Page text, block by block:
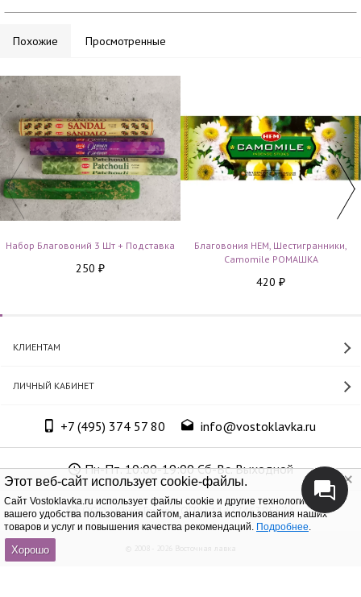
Этот веб-сайт использует cookie-файлы.
Cайт Vostoklavka.ru использует файлы cookie и другие технологии для
вашего удобства пользования сайтом, анализа использования наших
товаров и услуг и повышения качества рекомендаций. Подробнее.
Хорошо
Похожие Просмотренные
Набор Благовоний 3 Шт + Подставка
250 ₽
Благовония HEM, Шестигранники,
Camomile РОМАШКА
420 ₽
КЛИЕНТАМ
ЛИЧНЫЙ КАБИНЕТ
+7 (495) 374 57 80 info@vostoklavka.ru
Пн-Пт. 10:00-19:00 Сб-Вс. Выходной
ООО «Юнит Групп», ОГРН 1147746305574